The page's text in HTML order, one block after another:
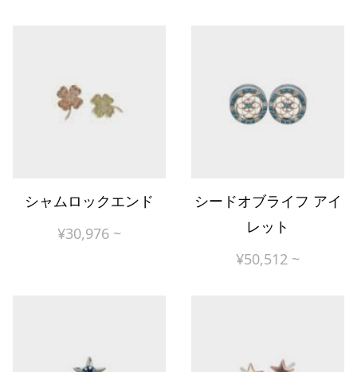
シャムロックエンド
¥30,976 ~
シードオブライフ アイ
レット
¥50,512 ~